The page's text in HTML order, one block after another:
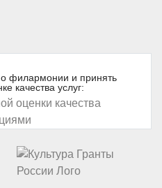
о филармонии и принять
качества услуг: